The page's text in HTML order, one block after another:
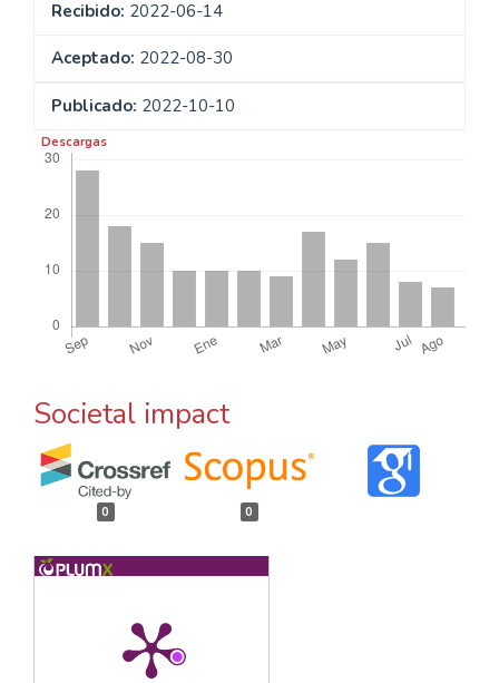
Recibido: 2022-06-14
Aceptado: 2022-08-30
Publicado: 2022-10-10
Descargas
Societal impact
0 0